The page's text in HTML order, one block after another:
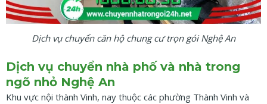
Dịch vụ chuyển căn hộ chung cư trọn gói Nghệ An
Dịch vụ chuyển nhà phố và nhà trong
ngõ nhỏ Nghệ An
Khu vực nội thành Vinh, nay thuộc các phường Thành Vinh và